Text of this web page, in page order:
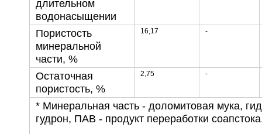
длительном
водонасыщении
Пористость
минеральной
части, %
16,17 -
Остаточная
пористость, %
2,75 -
* Минеральная часть - доломитовая мука,
гудрон, ПАВ - продукт переработки